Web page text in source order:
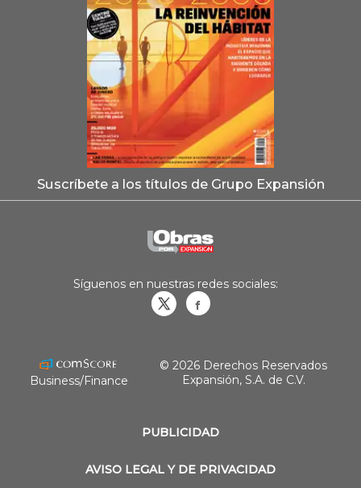
Suscríbete a los títulos de Grupo Expansión
PUBLICIDAD
AVISO LEGAL Y DE PRIVACIDAD
Síguenos en nuestras redes sociales:
Business/Finance
© 2026 Derechos Reservados
Expansión, S.A. de C.V.